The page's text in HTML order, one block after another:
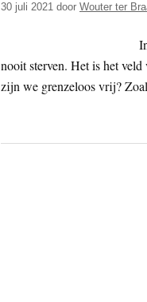
30 juli 2021 door Wouter ter
nooit sterven. Het is het
zijn we grenzeloos vrij?